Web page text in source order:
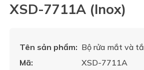
XSD-7711A (inox)
Tên sản phẩm: Bộ rửa mắt và
Mã:
XSD-7711A